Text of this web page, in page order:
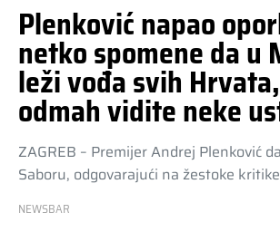
Plenković napao
netko spomene da u
leži vođa svih
odmah vidite neke
ZAGREB – Premijer Andrej Plenković
Saboru, odgovarajući na žestoke
NEWSBAR